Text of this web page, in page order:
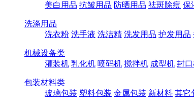
美白用品 抗皱用品 防晒用品 祛斑除痘 保
洗涤用品
洗衣粉 洗手液 洗洁精 洗发用品 护发用品
机械设备类
灌装机 乳化机 喷码机 搅拌机 成型机 封
包装材料类
玻璃包装 塑料包装 金属包装 新材料 其它